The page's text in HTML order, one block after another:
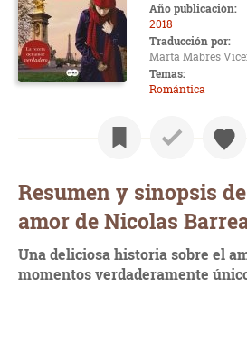
Año publicación:
2018
Traducción por:
Marta Mabres
Temas:
Romántica
Resumen y sinopsis
amor de Nicolas
Una deliciosa historia sobre el
momentos verdaderamente